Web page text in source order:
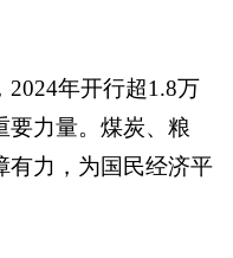
年开行超1.8万
要力量。煤炭、粮
有力，为国民经济平